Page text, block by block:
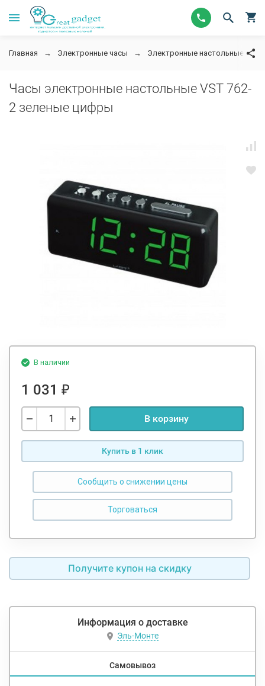
Главная Электронные часы Электронные настольные часы
Часы электронные настольные VST 762-
2 зеленые цифры
В наличии
1 031 ₽
В корзину
Купить в 1 клик
Сообщить о снижении цены
Получите купон на скидку
Информация о доставке
Эль-Монте
Самовывоз